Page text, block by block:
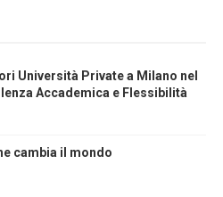
Università Private a Milano nel
Accademica e Flessibilità
cambia il mondo